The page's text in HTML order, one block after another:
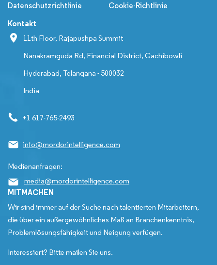
Datenschutzrichtlinie Cookie-Richtlinie
Kontakt
11th Floor, Rajapushpa Summit
Nanakramguda Rd, Financial District, Gachibowli
Hyderabad, Telangana - 500032
India
+1 617-765-2493
info@mordorintelligence.com
Medienanfragen:
media@mordorintelligence.com
MITMACHEN
Wir sind immer auf der Suche nach talentierten Mitarbeitern,
die über ein außergewöhnliches Maß an Branchenkenntnis,
Problemlösungsfähigkeit und Neigung verfügen.
Interessiert? Bitte mailen Sie uns.